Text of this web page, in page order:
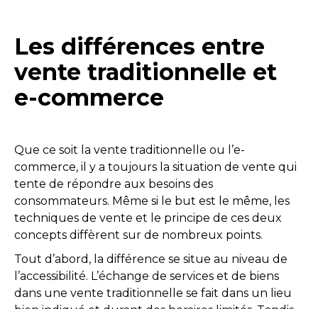
Les différences entre
vente traditionnelle et
e-commerce
Que ce soit la vente traditionnelle ou l’e-
commerce, il y a toujours la situation de vente qui
tente de répondre aux besoins des
consommateurs. Même si le but est le même, les
techniques de vente et le principe de ces deux
concepts diffèrent sur de nombreux points.
Tout d’abord, la différence se situe au niveau de
l’accessibilité. L’échange de services et de biens
dans une vente traditionnelle se fait dans un lieu